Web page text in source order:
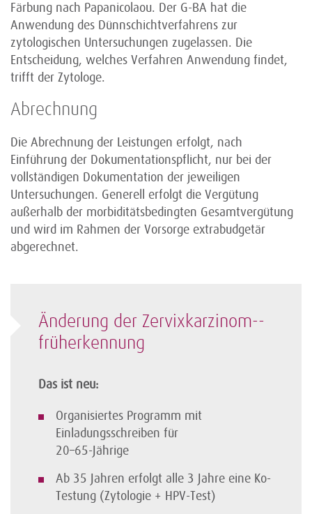
Färbung nach Papanicolaou. Der G-BA hat die
Anwendung des Dünnschichtverfahrens zur
zytologischen Untersuchungen zugelassen. Die
Entscheidung, welches Verfahren Anwendung findet,
trifft der Zytologe.
Abrechnung
Die Abrechnung der Leistungen erfolgt, nach
Einführung der Dokumentationspflicht, nur bei der
vollständigen Dokumentation der jeweiligen
Untersuchungen. Generell erfolgt die Vergütung
außerhalb der morbiditätsbedingten Gesamtvergütung
und wird im Rahmen der Vorsorge extrabudgetär
abgerechnet.
Änderung der Zervixkarzinom-­
früherkennung
Das ist neu:
Organisiertes Programm mit
Einladungsschreiben für
20–65-Jährige
Ab 35 Jahren erfolgt alle 3 Jahre eine Ko-
Testung (Zytologie + HPV-Test)